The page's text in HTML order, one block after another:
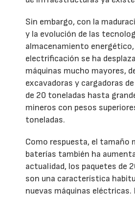
Sin embargo, con la
y la evolución de las
almacenamiento
electrificación se ha
máquinas mucho mayores,
excavadoras y cargadoras
de 20 toneladas hasta
mineros con pesos
toneladas.
Como respuesta, el tamaño
baterías también ha
actualidad, los paquetes de
son una característica
nuevas máquinas eléctricas.